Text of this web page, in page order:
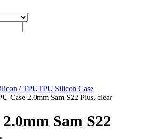
/ TPUTPU Silicon Case
Case 2.0mm Sam S22 Plus, clear
Sam S22